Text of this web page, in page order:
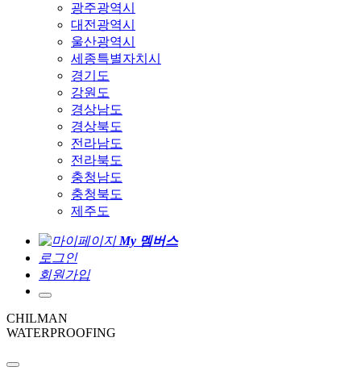
광주광역시
대전광역시
울산광역시
세종특별자치시
경기도
강원도
경상남도
경상북도
전라남도
전라북도
충청남도
충청북도
제주도
My 멤버스
로그인
회원가입
CHILMAN
WATERPROOFING